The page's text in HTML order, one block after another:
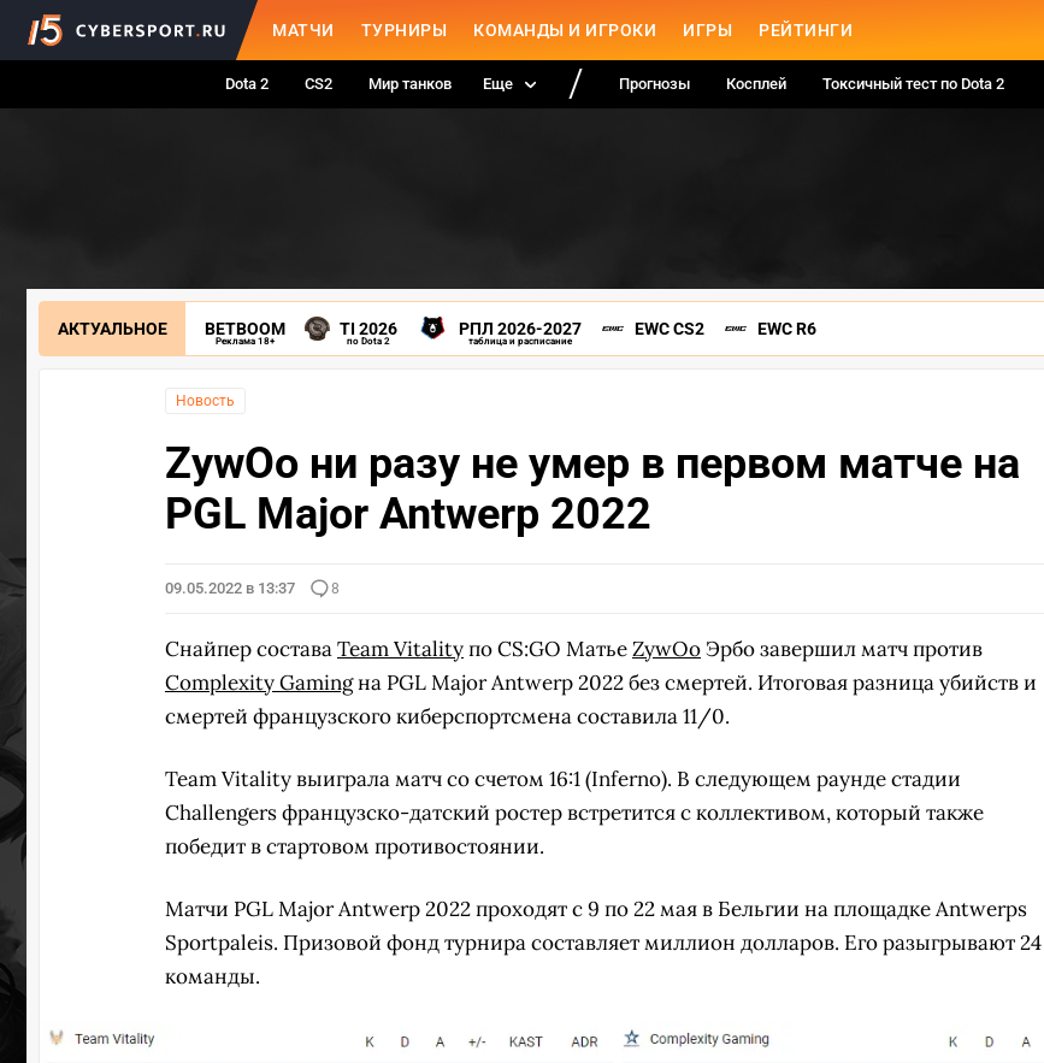
МАТЧИ ТУРНИРЫ КОМАНДЫ И ИГРОКИ ИГРЫ РЕЙТИНГИ
Dota 2 CS2 Мир танков Еще Прогнозы Косплей Токсичный тест по Dota 2
АКТУАЛЬНОЕ BETBOOM
Реклама 18+
TI 2026
по Dota 2
РПЛ 2026-2027
таблица и расписание
EWC CS2 EWC R6
Новость
ZywOo ни разу не умер в первом матче на
PGL Major Antwerp 2022
09.05.2022 в 13:37 8
Снайпер составаTeam Vitalityпо CS:GO МатьеZywOoЭрбо завершил матч против
Complexity Gamingна PGL Major Antwerp 2022 без смертей. Итоговая разница убийств и
смертей французского киберспортсмена составила 11/0.
Team Vitality выиграла матч со счетом 16:1 (Inferno). В следующем раунде стадии
Challengers французско-датский ростер встретится с коллективом, который также
победит в стартовом противостоянии.
Матчи PGL Major Antwerp 2022 проходят с 9 по 22 мая в Бельгии на площадке Antwerps
Sportpaleis. Призовой фонд турнира составляет миллион долларов. Его разыгрывают 24
команды.